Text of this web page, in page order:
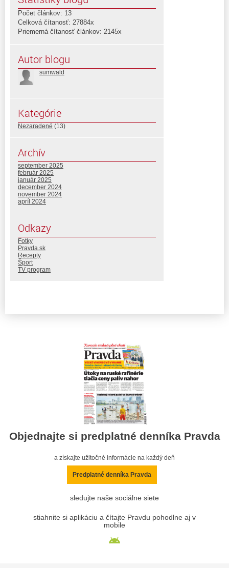
Počet článkov: 13
Celková čítanosť: 27884x
Priemerná čítanosť článkov: 2145x
Autor blogu
sumwald
Kategórie
Nezaradené (13)
Archív
september 2025
február 2025
január 2025
december 2024
november 2024
apríl 2024
Odkazy
Fotky
Pravda.sk
Recepty
Šport
TV program
Objednajte si predplatné denníka Pravda
a získajte užitočné informácie na každý deň
Predplatné denníka Pravda
sledujte naše sociálne siete
stiahnite si aplikáciu a čítajte Pravdu pohodlne aj v
mobile